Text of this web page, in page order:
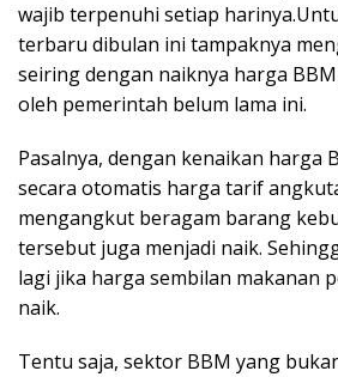
wajib terpenuhi setiap
terbaru dibulan ini tampaknya
seiring dengan naiknya harga
oleh pemerintah belum lama ini.
Pasalnya, dengan kenaikan harga
secara otomatis harga tarif
mengangkut beragam barang
tersebut juga menjadi naik.
lagi jika harga sembilan makanan
naik.
Tentu saja, sektor BBM yang